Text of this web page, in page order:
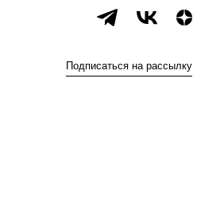
Подписаться на рассылку